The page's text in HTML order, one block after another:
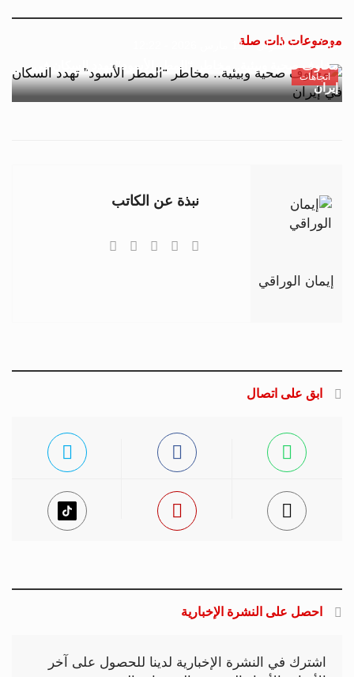
موضوعات ذات صلة
اتجاهات
عاطف عبد المولى 11 مارس 2026 - 12:22
مخاوف صحية وبيئية.. مخاطر “المطر الأسود” تهدد السكان في
إيران
إيمان الوراقي
نبذة عن الكاتب
ابق على اتصال
احصل على النشرة الإخبارية
اشترك في النشرة الإخبارية لدينا للحصول على آخر